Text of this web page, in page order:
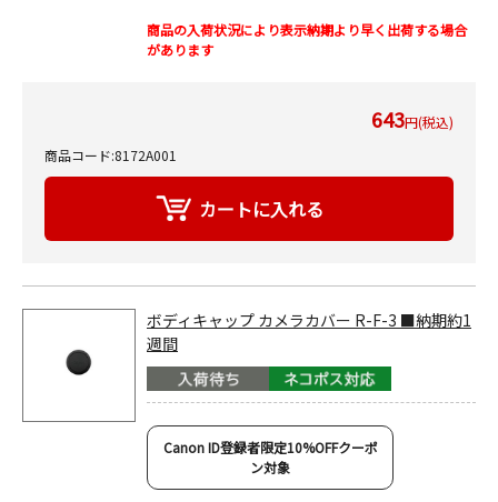
商品の入荷状況により表示納期より早く出荷する場合
があります
643円(税込)
商品コード:8172A001
ボディキャップ カメラカバー R-F-3 ■納期約1
週間
Canon ID登録者限定10%OFFクーポ
ン対象